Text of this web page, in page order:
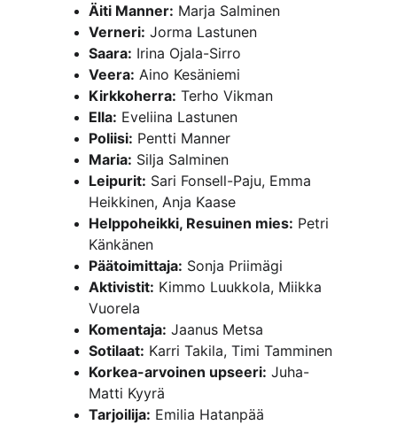
Äiti Manner: Marja Salminen
Verneri: Jorma Lastunen
Saara: Irina Ojala-Sirro
Veera: Aino Kesäniemi
Kirkkoherra: Terho Vikman
Ella: Eveliina Lastunen
Poliisi: Pentti Manner
Maria: Silja Salminen
Leipurit: Sari Fonsell-Paju, Emma
Heikkinen, Anja Kaase
Helppoheikki, Resuinen mies: Petri
Känkänen
Päätoimittaja: Sonja Priimägi
Aktivistit: Kimmo Luukkola, Miikka
Vuorela
Komentaja: Jaanus Metsa
Sotilaat: Karri Takila, Timi Tamminen
Korkea-arvoinen upseeri: Juha-
Matti Kyyrä
Tarjoilija: Emilia Hatanpää